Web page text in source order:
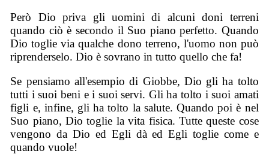
Però Dio priva gli uomini di alcuni doni terreni
quando ciò è secondo il Suo piano perfetto. Quando
Dio toglie via qualche dono terreno, l'uomo non può
riprenderselo. Dio è sovrano in tutto quello che fa!
Se pensiamo all'esempio di Giobbe, Dio gli ha tolto
tutti i suoi beni e i suoi servi. Gli ha tolto i suoi amati
figli e, infine, gli ha tolto la salute. Quando poi è nel
Suo piano, Dio toglie la vita fisica. Tutte queste cose
vengono da Dio ed Egli dà ed Egli toglie come e
quando vuole!